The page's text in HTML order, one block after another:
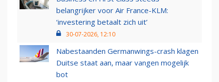
belangrijker voor Air France-KLM:
‘investering betaalt zich uit’
30-07-2026, 12:10
Nabestaanden Germanwings-crash klagen
Duitse staat aan, maar vangen mogelijk
bot